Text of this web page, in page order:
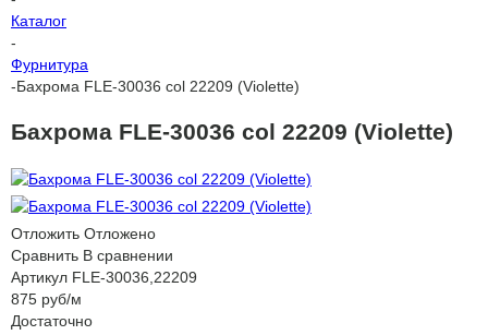
Каталог
-
Фурнитура
-Бахрома FLE-30036 col 22209 (Violette)
Бахрома FLE-30036 col 22209 (Violette)
Отложить Отложено
Сравнить В сравнении
Артикул FLE-30036,22209
875 руб/м
Достаточно